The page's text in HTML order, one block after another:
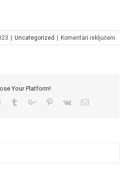
Uncategorized Komentari isključeni
Your Platform!
Reddit TumblrGoogle+Pinterest
Vk Email